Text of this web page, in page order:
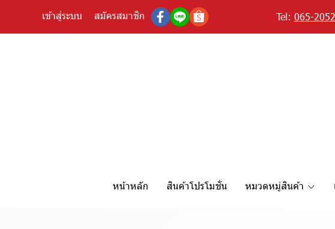
เข้าสู่ระบบ สมัครสมาชิก Tel: 065-
หน้าหลัก สินค้าโปรโมชั่น หมวดหมู่สินค้า